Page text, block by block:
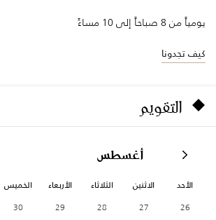
يومياً من 8 صباحاً إلى 10 مساءً
كيف تجدونا
التقويم
أغسطس
الأحد الاثنين الثلاثاء الأربعاء الخميس
26
27
28
29
30